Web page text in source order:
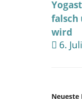
wird
6.
Neueste